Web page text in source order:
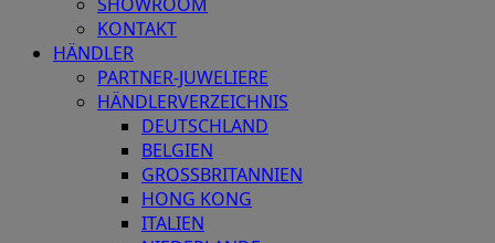
SHOWROOM
KONTAKT
HÄNDLER
PARTNER-JUWELIERE
HÄNDLERVERZEICHNIS
DEUTSCHLAND
BELGIEN
GROSSBRITANNIEN
HONG KONG
ITALIEN